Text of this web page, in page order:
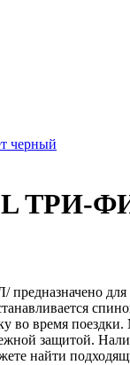
черный
ТРИ-
для
во время
защитой.
найти